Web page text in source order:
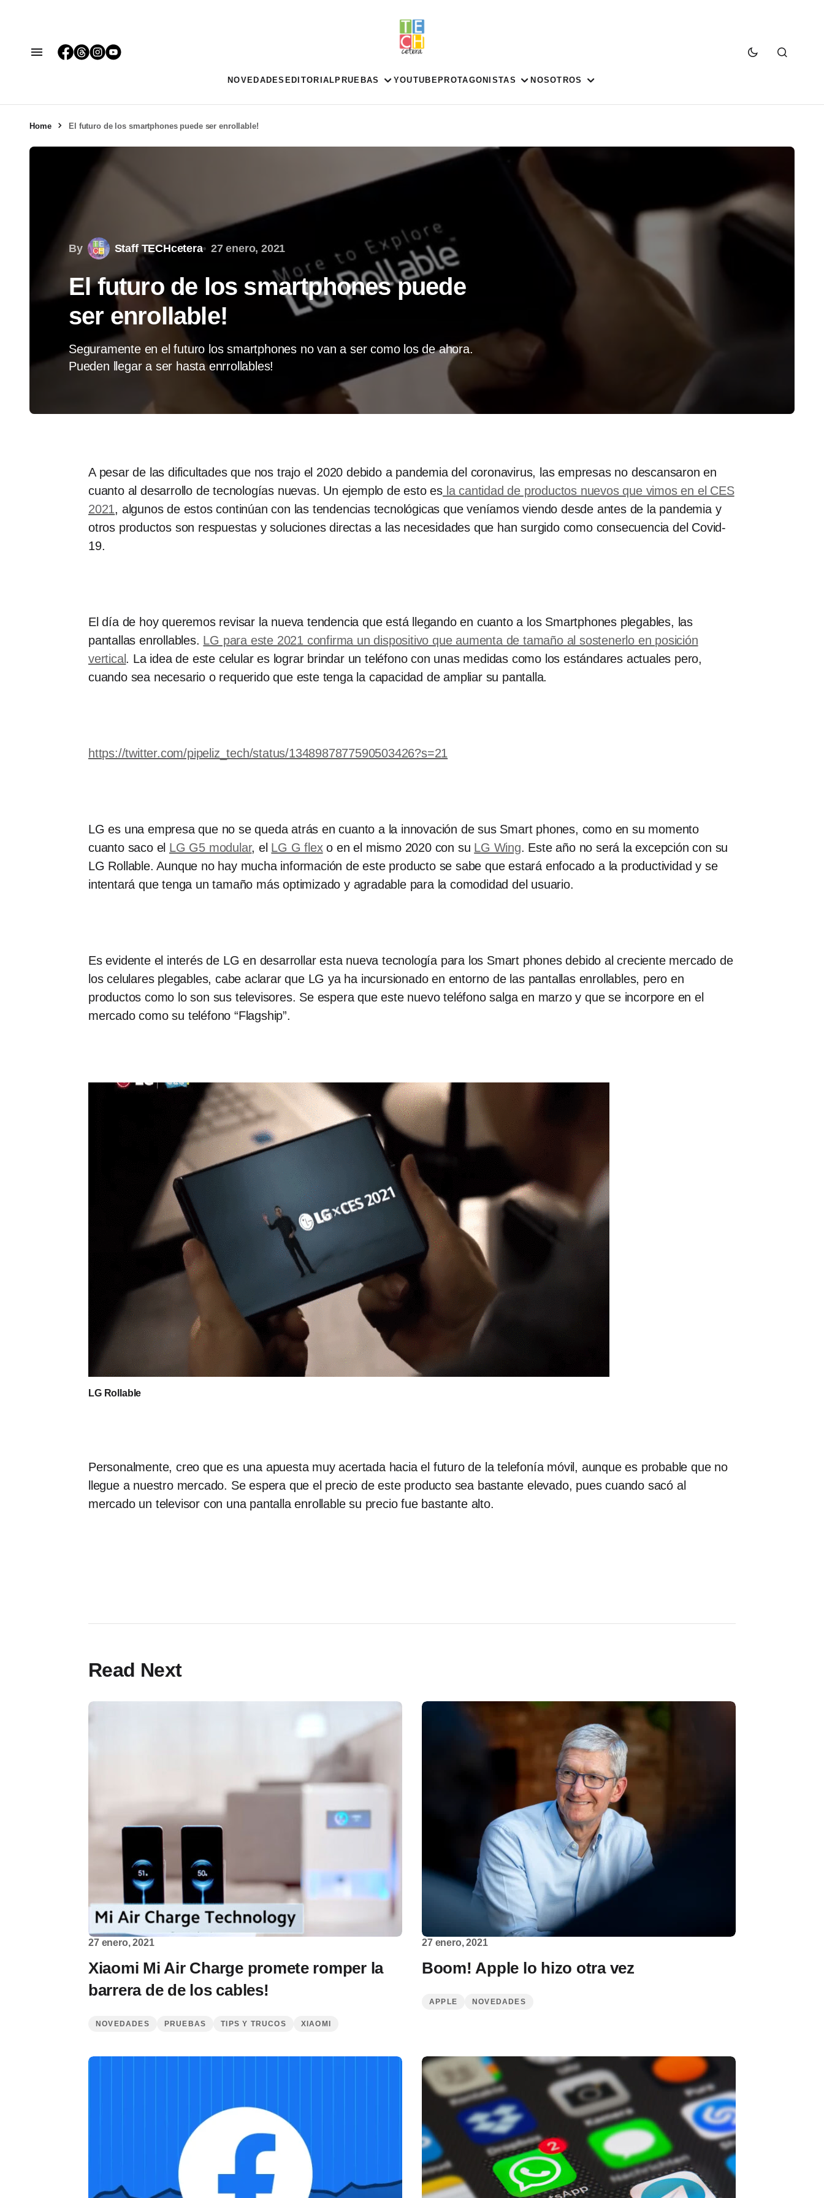
NOVEDADES EDITORIAL PRUEBAS YOUTUBE PROTAGONISTAS NOSOTROS
Home El futuro de los smartphones puede ser enrollable!
By Staff TECHcetera 27 enero, 2021
El futuro de los smartphones puede
ser enrollable!
Seguramente en el futuro los smartphones no van a ser como los de ahora.
Pueden llegar a ser hasta enrrollables!
A pesar de las dificultades que nos trajo el 2020 debido a pandemia del coronavirus, las empresas no descansaron en
cuanto al desarrollo de tecnologías nuevas. Un ejemplo de esto es la cantidad de productos nuevos que vimos en el CES
2021, algunos de estos continúan con las tendencias tecnológicas que veníamos viendo desde antes de la pandemia y
otros productos son respuestas y soluciones directas a las necesidades que han surgido como consecuencia del Covid-
19.
El día de hoy queremos revisar la nueva tendencia que está llegando en cuanto a los Smartphones plegables, las
pantallas enrollables. LG para este 2021 confirma un dispositivo que aumenta de tamaño al sostenerlo en posición
vertical. La idea de este celular es lograr brindar un teléfono con unas medidas como los estándares actuales pero,
cuando sea necesario o requerido que este tenga la capacidad de ampliar su pantalla.
https://twitter.com/pipeliz_tech/status/1348987877590503426?s=21
LG es una empresa que no se queda atrás en cuanto a la innovación de sus Smart phones, como en su momento
cuanto saco el LG G5 modular, el LG G flexo en el mismo 2020 con su LG Wing. Este año no será la excepción con su
LG Rollable. Aunque no hay mucha información de este producto se sabe que estará enfocado a la productividad y se
intentará que tenga un tamaño más optimizado y agradable para la comodidad del usuario.
Es evidente el interés de LG en desarrollar esta nueva tecnología para los Smart phones debido al creciente mercado de
los celulares plegables, cabe aclarar que LG ya ha incursionado en entorno de las pantallas enrollables, pero en
productos como lo son sus televisores. Se espera que este nuevo teléfono salga en marzo y que se incorpore en el
mercado como su teléfono “Flagship”.
LG Rollable
Personalmente, creo que es una apuesta muy acertada hacia el futuro de la telefonía móvil, aunque es probable que no
llegue a nuestro mercado. Se espera que el precio de este producto sea bastante elevado, pues cuando sacó al
mercado un televisor con una pantalla enrollable su precio fue bastante alto.
Read Next
27 enero, 2021
Xiaomi Mi Air Charge promete romper la
barrera de de los cables!
NOVEDADES PRUEBAS TIPS Y TRUCOS XIAOMI
27 enero, 2021
Boom! Apple lo hizo otra vez
APPLE NOVEDADES